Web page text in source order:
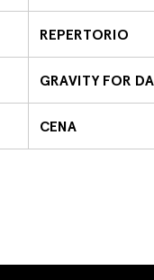
REPERTORIO
GRAVITY FOR
CENA